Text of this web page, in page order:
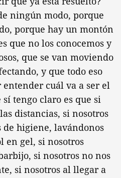
ningún modo, porque
porque hay un montón
que no los conocemos y
que se van moviendo
y que todo eso
cuál va a ser el
tengo claro es que si
distancias, si nosotros
de higiene, lavándonos
en gel, si nosotros
si nosotros no nos
si nosotros al llegar a